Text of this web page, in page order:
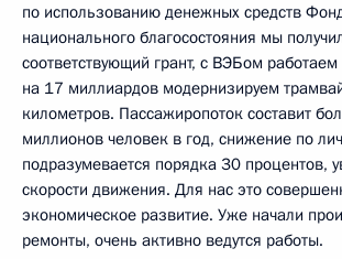
по использованию денежных средств
национального благосостояния мы
соответствующий грант, с ВЭБом
на 17 миллиардов модернизируем
километров. Пассажиропоток составит
миллионов человек в год, снижение по
подразумевается порядка 30 процентов,
скорости движения. Для нас это
экономическое развитие. Уже начали
ремонты, очень активно ведутся работы.